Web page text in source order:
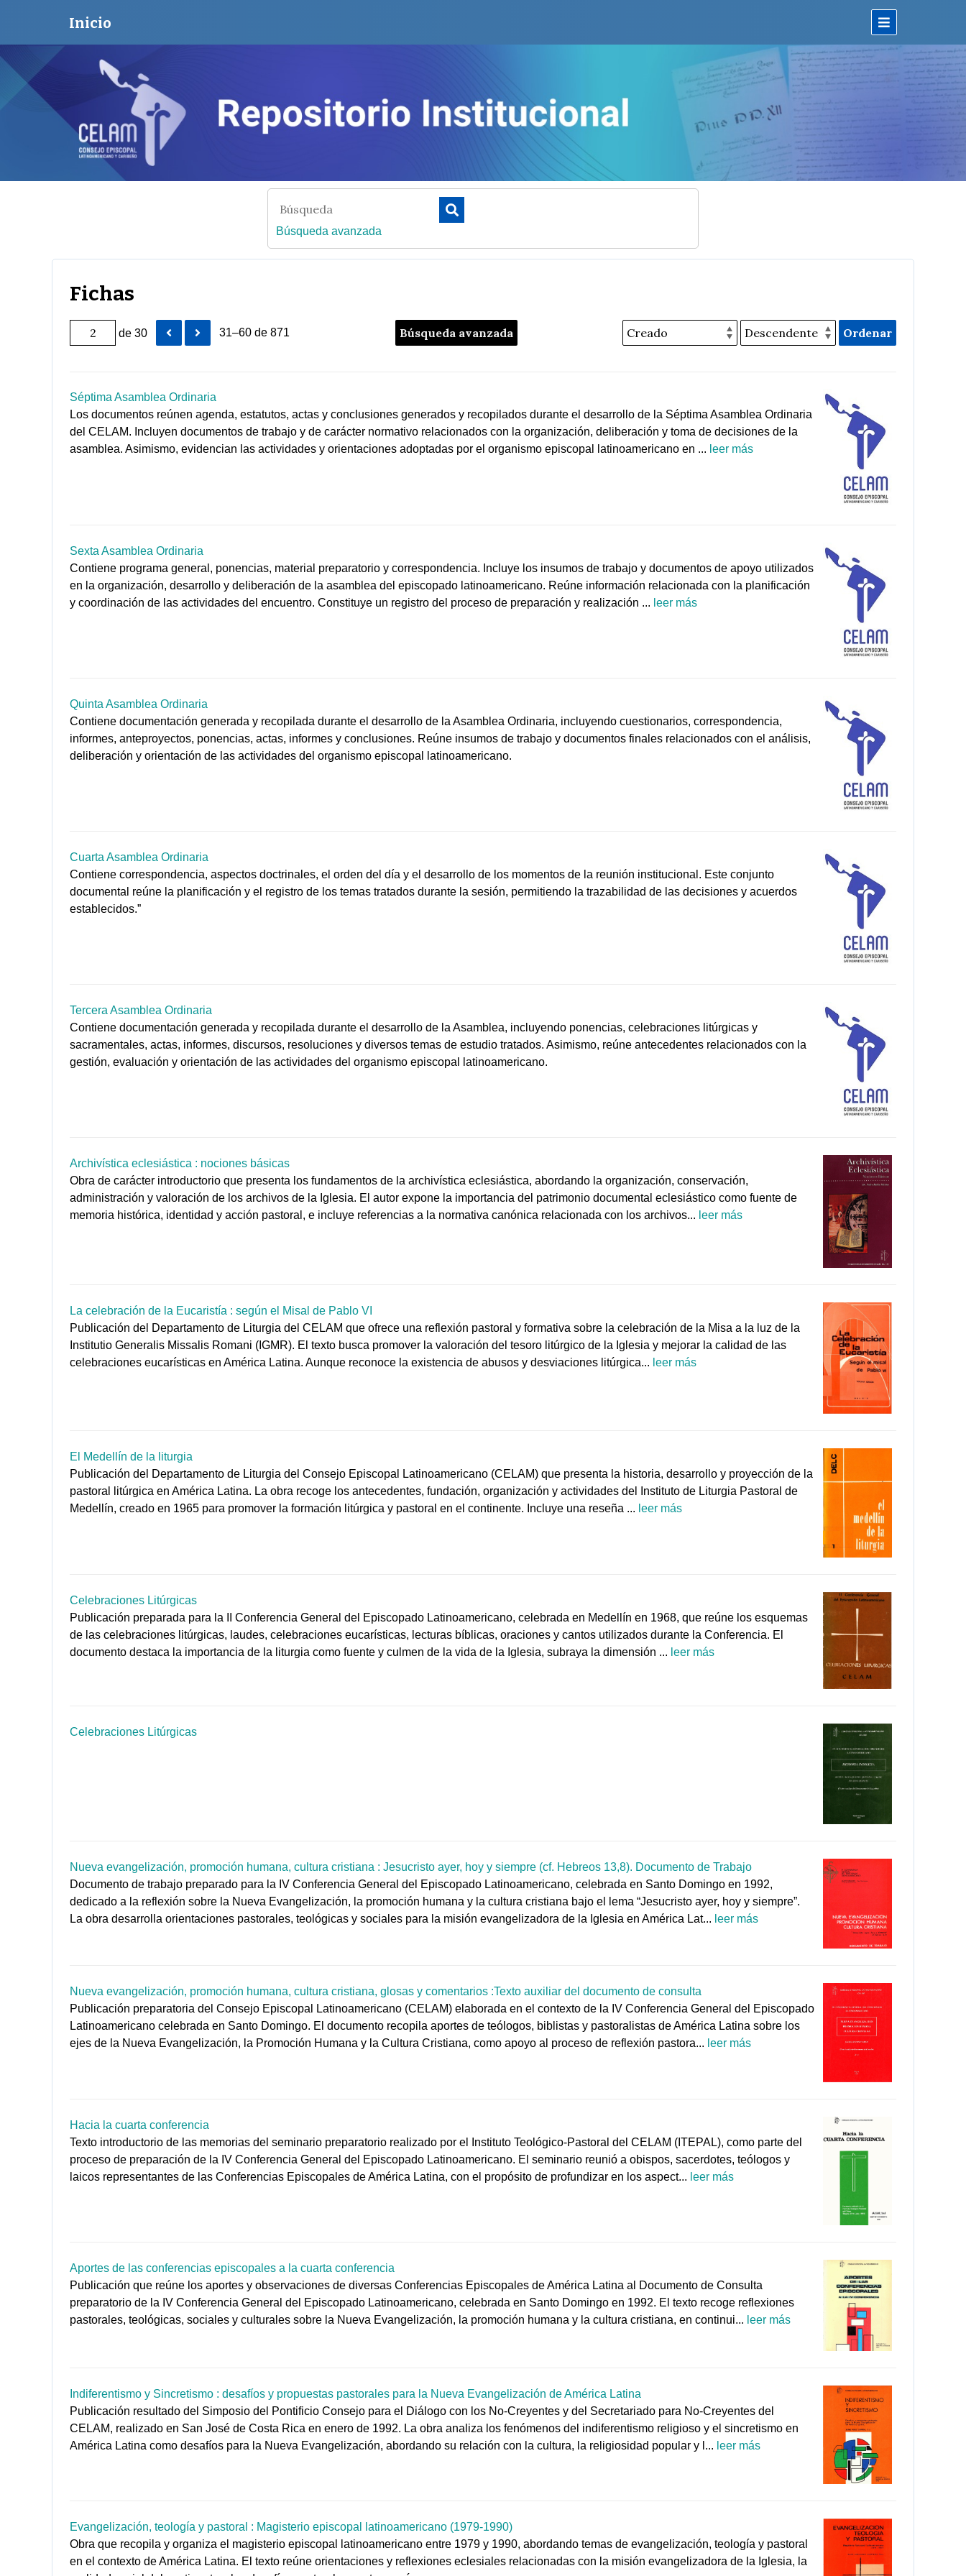
Inicio
Búsqueda avanzada
Fichas
de 30 31–60 de 871 Búsqueda avanzada Ordenar
Séptima Asamblea Ordinaria
Los documentos reúnen agenda, estatutos, actas y conclusiones generados y recopilados durante el desarrollo de la Séptima Asamblea Ordinaria
del CELAM. Incluyen documentos de trabajo y de carácter normativo relacionados con la organización, deliberación y toma de decisiones de la
asamblea. Asimismo, evidencian las actividades y orientaciones adoptadas por el organismo episcopal latinoamericano en ... leer más
Sexta Asamblea Ordinaria
Contiene programa general, ponencias, material preparatorio y correspondencia. Incluye los insumos de trabajo y documentos de apoyo utilizados
en la organización, desarrollo y deliberación de la asamblea del episcopado latinoamericano. Reúne información relacionada con la planificación
y coordinación de las actividades del encuentro. Constituye un registro del proceso de preparación y realización ... leer más
Quinta Asamblea Ordinaria
Contiene documentación generada y recopilada durante el desarrollo de la Asamblea Ordinaria, incluyendo cuestionarios, correspondencia,
informes, anteproyectos, ponencias, actas, informes y conclusiones. Reúne insumos de trabajo y documentos finales relacionados con el análisis,
deliberación y orientación de las actividades del organismo episcopal latinoamericano.
Cuarta Asamblea Ordinaria
Contiene correspondencia, aspectos doctrinales, el orden del día y el desarrollo de los momentos de la reunión institucional. Este conjunto
documental reúne la planificación y el registro de los temas tratados durante la sesión, permitiendo la trazabilidad de las decisiones y acuerdos
establecidos.”
Tercera Asamblea Ordinaria
Contiene documentación generada y recopilada durante el desarrollo de la Asamblea, incluyendo ponencias, celebraciones litúrgicas y
sacramentales, actas, informes, discursos, resoluciones y diversos temas de estudio tratados. Asimismo, reúne antecedentes relacionados con la
gestión, evaluación y orientación de las actividades del organismo episcopal latinoamericano.
Archivística eclesiástica : nociones básicas
Obra de carácter introductorio que presenta los fundamentos de la archivística eclesiástica, abordando la organización, conservación,
administración y valoración de los archivos de la Iglesia. El autor expone la importancia del patrimonio documental eclesiástico como fuente de
memoria histórica, identidad y acción pastoral, e incluye referencias a la normativa canónica relacionada con los archivos... leer más
La celebración de la Eucaristía : según el Misal de Pablo VI
Publicación del Departamento de Liturgia del CELAM que ofrece una reflexión pastoral y formativa sobre la celebración de la Misa a la luz de la
Institutio Generalis Missalis Romani (IGMR). El texto busca promover la valoración del tesoro litúrgico de la Iglesia y mejorar la calidad de las
celebraciones eucarísticas en América Latina. Aunque reconoce la existencia de abusos y desviaciones litúrgica... leer más
El Medellín de la liturgia
Publicación del Departamento de Liturgia del Consejo Episcopal Latinoamericano (CELAM) que presenta la historia, desarrollo y proyección de la
pastoral litúrgica en América Latina. La obra recoge los antecedentes, fundación, organización y actividades del Instituto de Liturgia Pastoral de
Medellín, creado en 1965 para promover la formación litúrgica y pastoral en el continente. Incluye una reseña ... leer más
Celebraciones Litúrgicas
Publicación preparada para la II Conferencia General del Episcopado Latinoamericano, celebrada en Medellín en 1968, que reúne los esquemas
de las celebraciones litúrgicas, laudes, celebraciones eucarísticas, lecturas bíblicas, oraciones y cantos utilizados durante la Conferencia. El
documento destaca la importancia de la liturgia como fuente y culmen de la vida de la Iglesia, subraya la dimensión ... leer más
Celebraciones Litúrgicas
Nueva evangelización, promoción humana, cultura cristiana : Jesucristo ayer, hoy y siempre (cf. Hebreos 13,8). Documento de Trabajo
Documento de trabajo preparado para la IV Conferencia General del Episcopado Latinoamericano, celebrada en Santo Domingo en 1992,
dedicado a la reflexión sobre la Nueva Evangelización, la promoción humana y la cultura cristiana bajo el lema “Jesucristo ayer, hoy y siempre”.
La obra desarrolla orientaciones pastorales, teológicas y sociales para la misión evangelizadora de la Iglesia en América Lat... leer más
Nueva evangelización, promoción humana, cultura cristiana, glosas y comentarios :Texto auxiliar del documento de consulta
Publicación preparatoria del Consejo Episcopal Latinoamericano (CELAM) elaborada en el contexto de la IV Conferencia General del Episcopado
Latinoamericano celebrada en Santo Domingo. El documento recopila aportes de teólogos, biblistas y pastoralistas de América Latina sobre los
ejes de la Nueva Evangelización, la Promoción Humana y la Cultura Cristiana, como apoyo al proceso de reflexión pastora... leer más
Hacia la cuarta conferencia
Texto introductorio de las memorias del seminario preparatorio realizado por el Instituto Teológico-Pastoral del CELAM (ITEPAL), como parte del
proceso de preparación de la IV Conferencia General del Episcopado Latinoamericano. El seminario reunió a obispos, sacerdotes, teólogos y
laicos representantes de las Conferencias Episcopales de América Latina, con el propósito de profundizar en los aspect... leer más
Aportes de las conferencias episcopales a la cuarta conferencia
Publicación que reúne los aportes y observaciones de diversas Conferencias Episcopales de América Latina al Documento de Consulta
preparatorio de la IV Conferencia General del Episcopado Latinoamericano, celebrada en Santo Domingo en 1992. El texto recoge reflexiones
pastorales, teológicas, sociales y culturales sobre la Nueva Evangelización, la promoción humana y la cultura cristiana, en continui... leer más
Indiferentismo y Sincretismo : desafíos y propuestas pastorales para la Nueva Evangelización de América Latina
Publicación resultado del Simposio del Pontificio Consejo para el Diálogo con los No-Creyentes y del Secretariado para No-Creyentes del
CELAM, realizado en San José de Costa Rica en enero de 1992. La obra analiza los fenómenos del indiferentismo religioso y el sincretismo en
América Latina como desafíos para la Nueva Evangelización, abordando su relación con la cultura, la religiosidad popular y l... leer más
Evangelización, teología y pastoral : Magisterio episcopal latinoamericano (1979-1990)
Obra que recopila y organiza el magisterio episcopal latinoamericano entre 1979 y 1990, abordando temas de evangelización, teología y pastoral
en el contexto de América Latina. El texto reúne orientaciones y reflexiones eclesiales relacionadas con la misión evangelizadora de la Iglesia, la